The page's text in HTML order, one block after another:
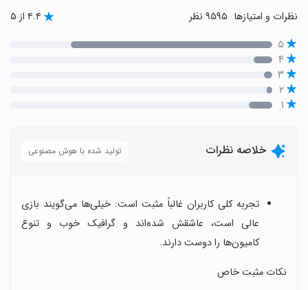
نظرات و امتیازها ۴.۴ از ۵
۵
۴
۳
۲
۱
خلاصه نظرات تولید شده با هوش مصنوعی
تجربه کلی کاربران غالباً مثبت است: خیلی‌ها می‌گویند بازی
عالی است، عاشقش شده‌اند و گرافیک خوب و تنوع
کامیون‌ها را دوست دارند.
نکات مثبت خاص